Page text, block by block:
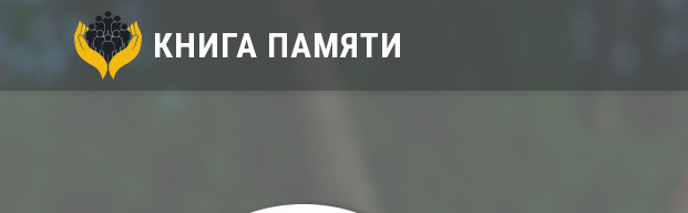
КНИГА ПАМЯТИ